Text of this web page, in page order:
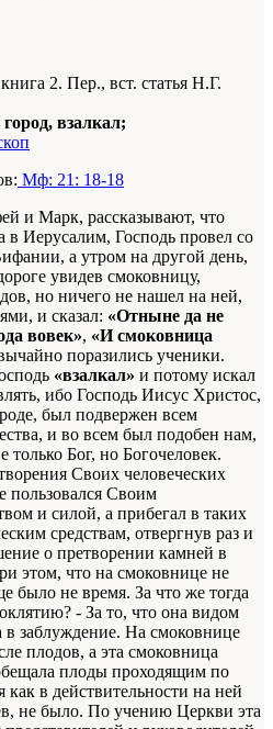
2. Пер., вст. статья Н.Г.
взалкал;
Мф: 21: 18-18
и Марк, рассказывают, что
в Иерусалим, Господь провел со
а утром на другой день,
увидев смоковницу,
но ничего не нашел на ней,
и сказал: «Отныне да не
вовек», «И смоковница
поразились ученики.
«взалкал» и потому искал
ибо Господь Иисус Христос,
был подвержен всем
и во всем был подобен нам,
Бог, но Богочеловек.
Своих человеческих
пользовался Своим
и силой, а прибегал в таких
средствам, отвергнув раз и
о претворении камней в
этом, что на смоковнице не
было не время. За что же тогда
- За то, что она видом
заблуждение. На смоковнице
плодов, а эта смоковница
плоды проходящим по
в действительности на ней
не было. По учению Церкви эта